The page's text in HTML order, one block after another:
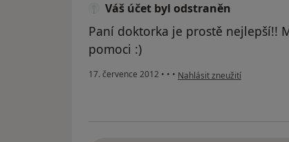
Váš účet byl odstraněn
Paní doktorka je prostě nejlepší!!
pomoci :)
17. července 2012 • • • podle názoru uživatele Váš
Nahlásit zneužití